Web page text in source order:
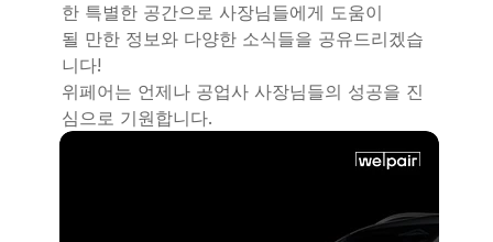
한 특별한 공간으로 사장님들에게 도움이
될 만한 정보와 다양한 소식들을 공유드리겠습
니다!
위페어는 언제나 공업사 사장님들의 성공을 진
심으로 기원합니다.